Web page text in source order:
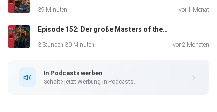
39 Minuten vor 1 Monat
Episode 152: Der große Masters of the Universe-Filmtalk
3 Stunden 30 Minuten vor 2 Monaten
In Podcasts werben
Schalte jetzt Werbung in Podcasts.